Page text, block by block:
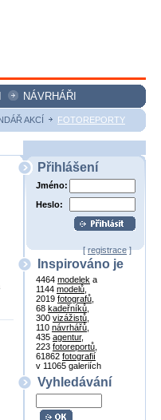
NÁVRHÁŘI
AKCÍ FOTOREPORTY
Přihlášení
Jméno:
Heslo:
[registrace]
Inspirováno je
4464 modelek a
1144 modelů
2019 fotografů
68 kadeřníků
300 vizážistů
110 návrhářů
435 agentur,
223 fotoreportů
61862 fotografií
v 11065 galeriích
Vyhledávání